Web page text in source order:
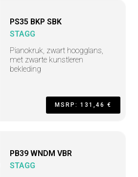
PS35 BKP SBK
STAGG
Pianokruk, zwart hoogglans,
met zwarte kunstleren
bekleding
MSRP: 131,46 €
PB39 WNDM VBR
STAGG